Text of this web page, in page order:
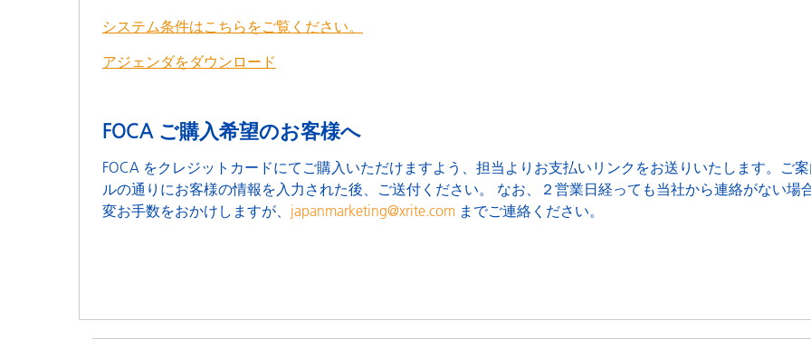
システム条件はこちらをご覧ください。
アジェンダをダウンロード
FOCA ご購入希望のお客様へ
FOCA をクレジットカードにてご購入いただけますよう、担当よりお支払いリンクをお送りいたします。ご
ルの通りにお客様の情報を入力された後、ご送付ください。 なお、２営業日経っても当社から連絡がない場
変お手数をおかけしますが、 japanmarketing@xrite.com までご連絡ください。